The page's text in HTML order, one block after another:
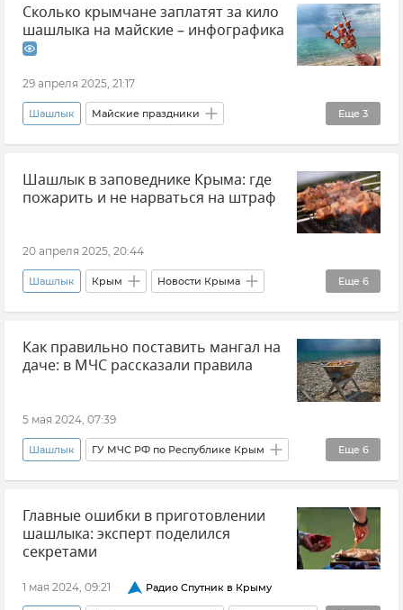
Совет эксперта Майские праздники
Сколько крымчане заплатят за кило
шашлыка на майские – инфографика
29 апреля 2025, 21:17
Еще 3
Шашлык Майские праздники
Инфографика Праздники и памятные даты
Цены на мясо в Крыму
Шашлык в заповеднике Крыма: где
пожарить и не нарваться на штраф
20 апреля 2025, 20:44
Еще 6
Шашлык Крым Новости Крыма
Общество ГУ МЧС РФ по Республике Крым
Пожароопасный сезон в Крыму Природа
Как правильно поставить мангал на
даче: в МЧС рассказали правила
5 мая 2024, 07:39
Еще 6
Шашлык ГУ МЧС РФ по Республике Крым
Совет эксперта Природа Экология
Штрафы Новости
Главные ошибки в приготовлении
шашлыка: эксперт поделился
секретами
1 мая 2024, 09:21 Радио Спутник в Крыму